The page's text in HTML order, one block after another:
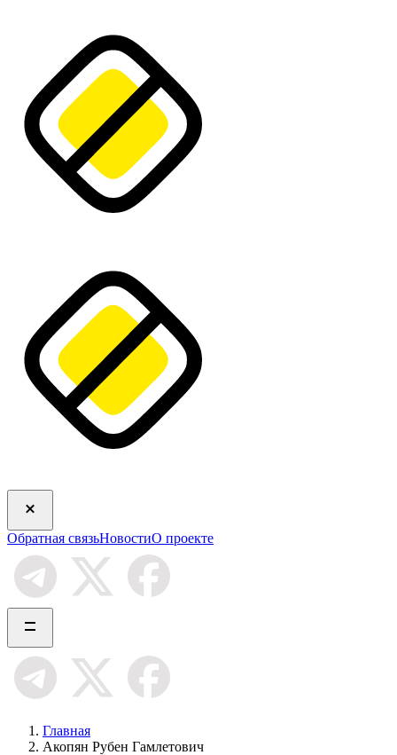
Обратная связьНовостиО проекте
Главная
Акопян Рубен Гамлетович